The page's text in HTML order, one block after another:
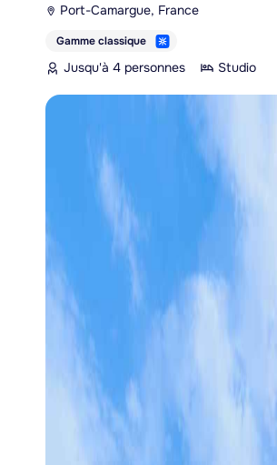
Port-Camargue, France
Gamme classique
Jusqu'à 4 personnes Studio